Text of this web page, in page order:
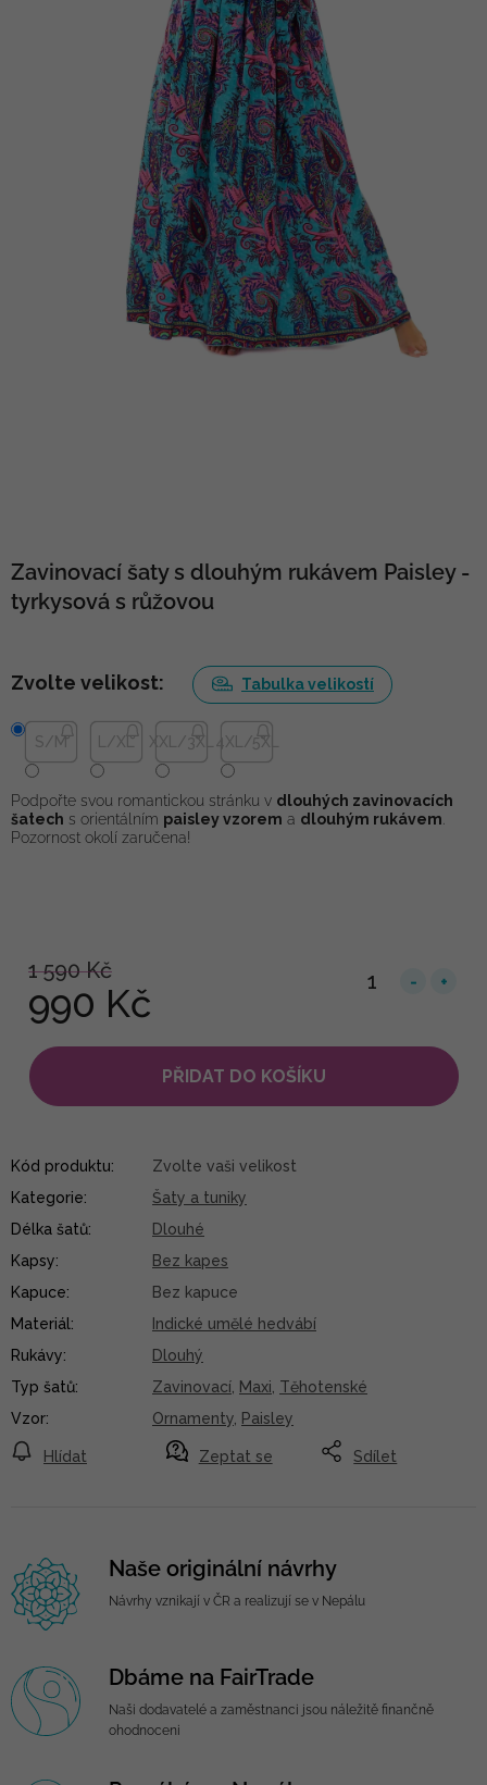
Zavinovací šaty s dlouhým rukávem Paisley -
tyrkysová s růžovou
1 590 Kč
990 Kč
PŘIDAT DO KOŠÍKU
Zvolte velikost: Tabulka velikostí
S/M L/XL XXL/3XL 4XL/5XL
Podpořte svou romantickou stránku v dlouhých zavinovacích
šatech s orientálním paisley vzorem a dlouhým rukávem
Pozornost okolí zaručena!
Zeptat se
Hlídat Sdílet
Kód produktu:
Zvolte vaši velikost
Kategorie:
Šaty a tuniky
Délka šatů:
Dlouhé
Kapsy:
Bez kapes
Kapuce:
Bez kapuce
Materiál:
Indické umělé hedvábí
Rukávy:
Dlouhý
Typ šatů: Zavinovací Maxi Těhotenské
Vzor: Ornamenty Paisley
Naše originální návrhy
Návrhy vznikají v ČR a realizují se v Nepálu
Dbáme na FairTrade
Naši dodavatelé a zaměstnanci jsou náležitě finančně
ohodnoceni